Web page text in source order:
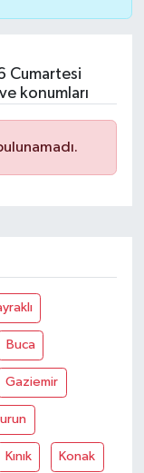
Cumartesi
konumları
Buca
Gaziemir
Kınık Konak